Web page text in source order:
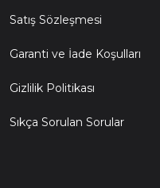
Satış Sözleşmesi
Garanti ve İade Koşulları
Gizlilik Politikası
Sıkça Sorulan Sorular